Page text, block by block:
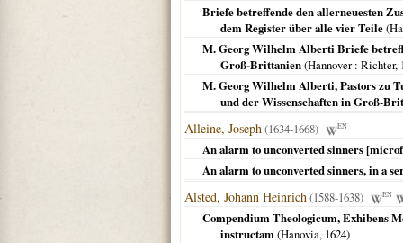
Briefe betreffende den allerneuesten
dem Register über alle vier Teile(
M. Georg Wilhelm Alberti Briefe
Groß-Brittanien(Hannover: Richter,
M. Georg Wilhelm Alberti, Pastors zu
und der Wissenschaften in Groß-
Alleine, Joseph(1634-1668) EN
An alarm to unconverted sinners
An alarm to unconverted sinners, in a
Alsted, Johann Heinrich(1588-1638) EN
Compendium Theologicum, Exhibens
instructam(Hanovia, 1624)